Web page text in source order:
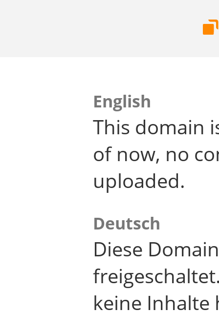
English
This domain
of now, no
uploaded.
Deutsch
Diese
keine Inhalte